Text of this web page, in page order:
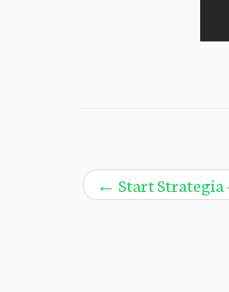
← Start Strategia